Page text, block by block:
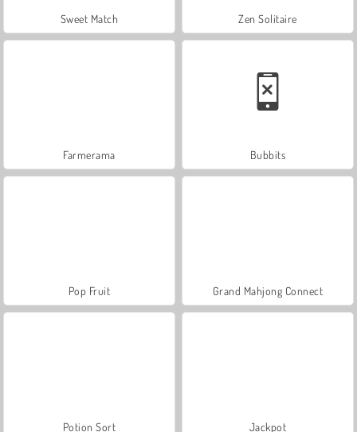
Sweet Match Zen Solitaire
Farmerama Bubbits
Pop Fruit Grand Mahjong Connect
Potion Sort Jackpot